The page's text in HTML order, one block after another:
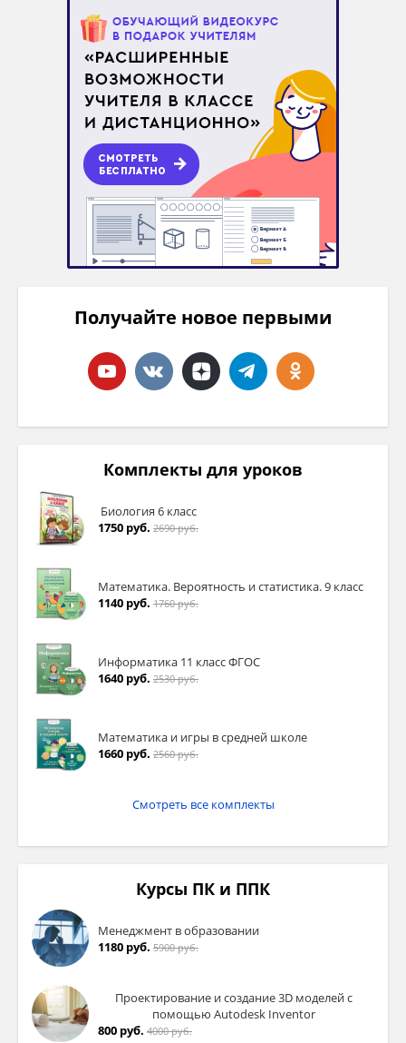
Получайте новое первыми
Комплекты для уроков
Биология 6 класс
1750 руб. 2690 руб.
Математика. Вероятность и статистика. 9 класс
1140 руб. 1760 руб.
Информатика 11 класс ФГОС
1640 руб. 2530 руб.
Математика и игры в средней школе
1660 руб. 2560 руб.
Смотреть все комплекты
Курсы ПК и ППК
Менеджмент в образовании
1180 руб. 5900 руб.
Проектирование и создание 3D моделей с
помощью Autodesk Inventor
800 руб. 4000 руб.